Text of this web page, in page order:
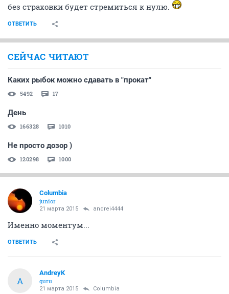
без страховки будет стремиться к нулю.
ОТВЕТИТЬ
СЕЙЧАС ЧИТАЮТ
Каких рыбок можно сдавать в "прокат"
5492 17
День
166328 1010
Не просто дозор )
120298 1000
Columbia
junior
21 марта 2015 andrei4444
Именно моментум...
ОТВЕТИТЬ
A
AndreyK
guru
21 марта 2015 Columbia